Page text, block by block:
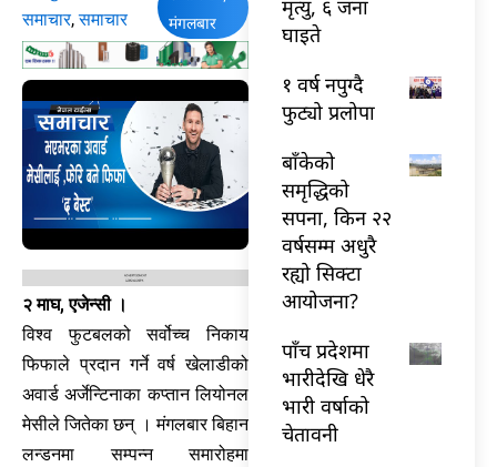
समाचार,समाचार
मंगलबार
२ माघ, एजेन्सी ।
विश्व फुटबलको सर्वोच्च निकाय
फिफाले प्रदान गर्ने वर्ष खेलाडीको
अवार्ड अर्जेन्टिनाका कप्तान लियोनल
मेसीले जितेका छन् । मंगलबार बिहान
लन्डनमा सम्पन्न समारोहमा
मृत्यु, ६ जना
घाइते
१ वर्ष नपुग्दै
फुट्यो प्रलोपा
बाँकेको
समृद्धिको
सपना, किन २२
वर्षसम्म अधुरै
रह्यो सिक्टा
आयोजना?
पाँच प्रदेशमा
भारीदेखि धेरै
भारी वर्षाको
चेतावनी